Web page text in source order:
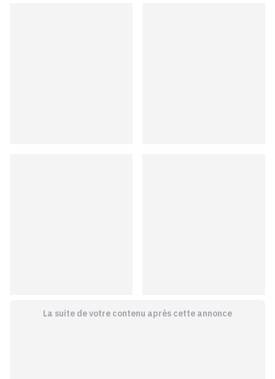
La suite de votre contenu après cette annonce